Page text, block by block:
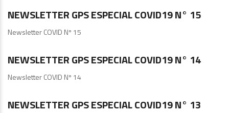
NEWSLETTER GPS ESPECIAL COVID19 N° 15
Newsletter COVID Nº 15
GPS
NEWSLETTER GPS ESPECIAL COVID19 N° 14
Newsletter COVID Nº 14
GPS
NEWSLETTER GPS ESPECIAL COVID19 N° 13